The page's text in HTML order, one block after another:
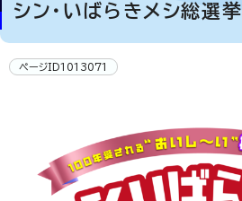
シン・いばらきメシ総選挙
ページID1013071